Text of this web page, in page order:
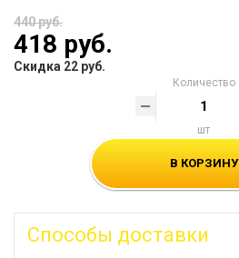
440 руб.
418 руб.
Скидка 22 руб.
Количество
шт
В КОРЗИНУ
Способы доставки